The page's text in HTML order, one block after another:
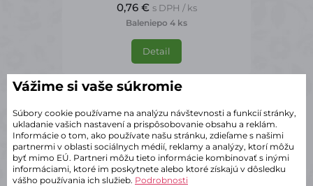
0,76 € s DPH / ks
Baleniepo 4 ks
Detail
SVI0006
Vážime si vaše súkromie
Súbory cookie používame na analýzu návštevnosti a funkcií stránky,
ukladanie vašich nastavení a prispôsobovanie obsahu a reklám.
Informácie o tom, ako používate našu stránku, zdieľame s našimi
partnermi v oblasti sociálnych médií, reklamy a analýzy, ktorí môžu
byť mimo EÚ. Partneri môžu tieto informácie kombinovať s inými
informáciami, ktoré im poskytnete alebo ktoré získajú v dôsledku
vášho používania ich služieb. Podrobnosti